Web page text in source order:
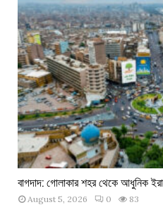
এ
ক
অ
ন
ন্য
শ
হ
রে
র
গ
ল্প
গ
দা
বাগদাদ: গোলাকার শহর থেকে আধুনিক
August 5, 2026 0 83